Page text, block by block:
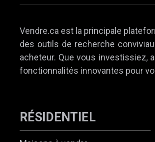
Vendre.ca est la principale
des outils de recherche
acheteur. Que vous investissiez,
fonctionnalités innovantes pour
RÉSIDENTIEL